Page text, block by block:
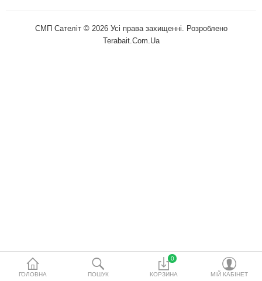
водопідготовки
ГОЛОВНА ПОШУК
0
КОРЗИНА МІЙ КАБІНЕТ
СМП Сателіт © 2026 Усі права захищенні. Розроблено
Terabait.Com.Ua